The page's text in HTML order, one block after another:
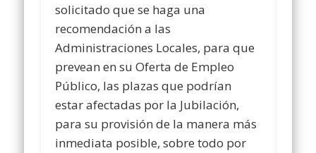
solicitado que se haga una
recomendación a las
Administraciones Locales, para que
prevean en su Oferta de Empleo
Público, las plazas que podrían
estar afectadas por la Jubilación,
para su provisión de la manera más
inmediata posible, sobre todo por